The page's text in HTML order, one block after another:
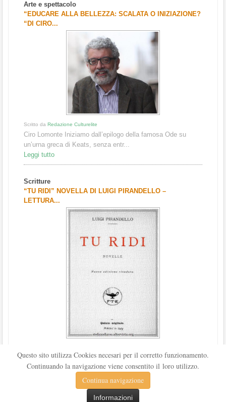
Arte e spettacolo
“EDUCARE ALLA BELLEZZA: SCALATA O INIZIAZIONE?
“DI CIRO...
Scritto da Redazione Culturelite
Ciro Lomonte Iniziamo dall’epilogo della famosa Ode su
un’urna greca di Keats, senza entr...
Leggi tutto
Scritture
“TU RIDI” NOVELLA DI LUIGI PIRANDELLO –
LETTURA...
Pubblicata nel 1912 sul «Corriere della sera», la novella Tu
ridi fu successivamente inserita nella ...
Questo sito utilizza Cookies necesari per il corretto funzionamento.
Continuando la navigazione viene consentito il loro utilizzo.
Continua navigazione
Informazioni